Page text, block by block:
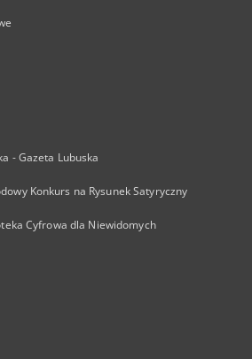
- Gazeta Lubuska
Konkurs na Rysunek Satyryczny
Cyfrowa dla Niewidomych